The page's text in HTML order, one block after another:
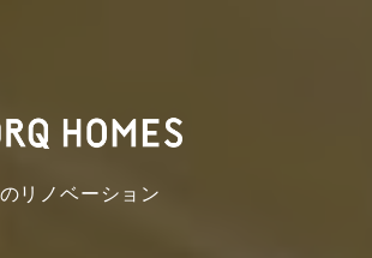
リノベーション